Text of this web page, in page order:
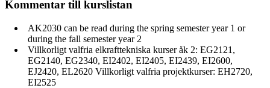
Kommentar till kurslistan
AK2030 can be read during the spring semester year 1 or
during the fall semester year 2
Villkorligt valfria elkrafttekniska kurser åk 2: EG2121,
EG2140, EG2340, EI2402, EI2405, EI2439, EI2600,
EJ2420, EL2620 Villkorligt valfria projektkurser: EH2720,
EI2525